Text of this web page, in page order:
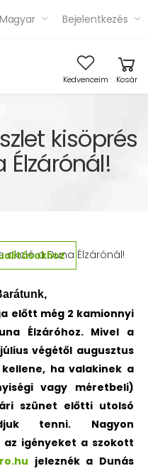
Magyar Bejelentkezés
Kedvenceim Kosár
kisöprés
akció a Duna Élzárónál!
előtt még 2 kamionnyi
Élzáróhoz. Mivel a
végétől augusztus
ha valakinek a
vagy méretbeli)
szünet előtti utolsó
tenni. Nagyon
az igényeket a szokott
jeleznék a Dunás